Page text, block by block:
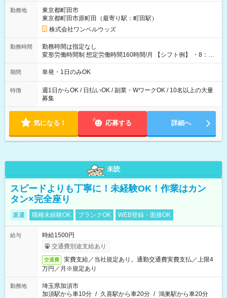
勤務地
東京都町田市
東京都町田市原町田（最寄り駅：町田駅）
株式会社ワンベルウッズ
勤務時間
勤務時間は指定なし
変形労働時間制 想定労働時間160時間/月 【シフト例】 ・8：00
～21：00
期間 単発・1日のみOK
特徴
週1日からOK / 日払いOK / 副業・WワークOK / 10名以上の大量
募集
気になる！ 応募する 詳細へ
未読
スピードよりも丁寧に！未経験OK！作業はカン
タン×完全座り
派遣 職種未経験OK ブランクOK WEB登録・面接OK
給与
時給1500円
交通費別途支給あり
交通費
実費支給／当社規定あり。通勤交通費実費支払／上限4
万円／月※規定あり
勤務地
埼玉県加須市
加須駅から車10分 / 久喜駅から車20分 / 鴻巣駅から車20分